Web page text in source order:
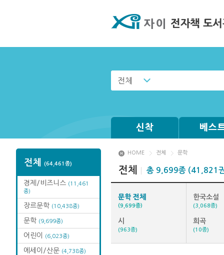
전체
신착 베스
전체 (64,461종)
경제/비즈니스 (11,461
종)
장르문학 (10,438종)
문학 (9,699종)
어린이 (6,023종)
에세이/산문 (4,738종)
HOME 전체 문학
전체 총 9,699종 (41,821
문학 전체
(9,699종)
한국소설
(3,068종)
시
(963종)
희곡
(10종)